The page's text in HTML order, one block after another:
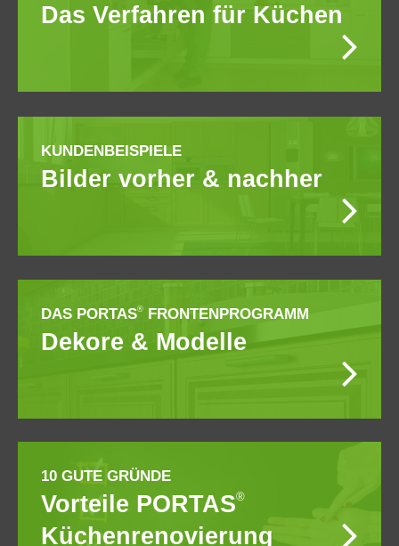
Das Verfahren für Küchen
KUNDENBEISPIELE
Bilder vorher & nachher
DAS PORTAS® FRONTENPROGRAMM
Dekore & Modelle
10 GUTE GRÜNDE
Vorteile PORTAS®
Küchenrenovierung